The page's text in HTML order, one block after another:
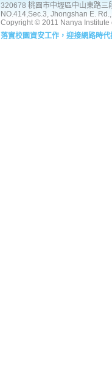
320678 桃園市中壢區中山東路
NO.414,Sec.3, Jhongshan E.
Copyright © 2011 Nanya Institute
落實校園資安工作，迎接網路